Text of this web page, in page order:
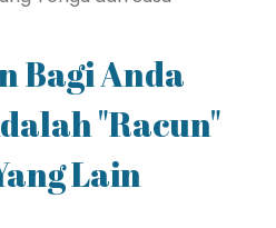
Bagi Anda
"Racun"
Lain